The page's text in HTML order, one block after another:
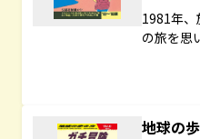
1981年
の旅を思
地球の